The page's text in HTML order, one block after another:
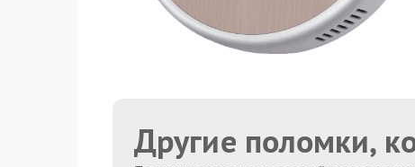
Другие поломки,